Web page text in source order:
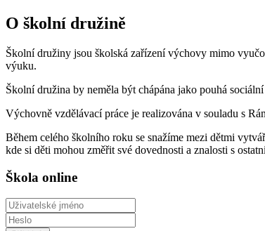
O školní družině
Školní družiny jsou školská zařízení výchovy mimo
výuku.
Školní družina by neměla být chápána jako pouhá
Výchovně vzdělávací práce je realizována v souladu s
Během celého školního roku se snažíme mezi dětmi
kde si děti mohou změřit své dovednosti a znalosti s
Škola online